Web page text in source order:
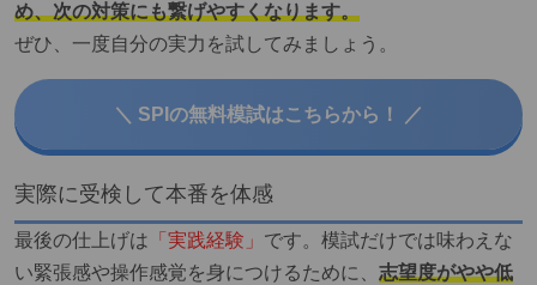
め、次の対策にも繋げやすくなります。
ぜひ、一度自分の実力を試してみましょう。
＼ SPIの無料模試はこちらから！ ／
実際に受検して本番を体感
最後の仕上げは 「実践経験」 です。模試だけでは味わえな
い緊張感や操作感覚を身につけるために、 志望度がやや低